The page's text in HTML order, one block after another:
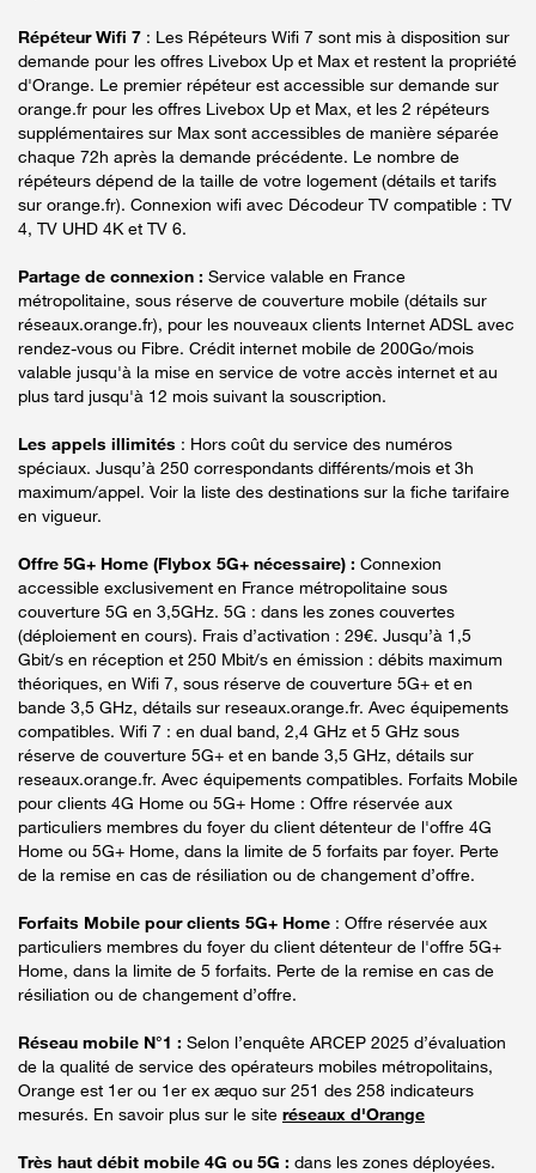
Répéteur Wifi 7 : Les Répéteurs Wifi 7 sont mis à disposition sur
demande pour les offres Livebox Up et Max et restent la propriété
d'Orange. Le premier répéteur est accessible sur demande sur
orange.fr pour les offres Livebox Up et Max, et les 2 répéteurs
supplémentaires sur Max sont accessibles de manière séparée
chaque 72h après la demande précédente. Le nombre de
répéteurs dépend de la taille de votre logement (détails et tarifs
sur orange.fr). Connexion wifi avec Décodeur TV compatible : TV
4, TV UHD 4K et TV 6.
Partage de connexion : Service valable en France
métropolitaine, sous réserve de couverture mobile (détails sur
réseaux.orange.fr), pour les nouveaux clients Internet ADSL avec
rendez-vous ou Fibre. Crédit internet mobile de 200Go/mois
valable jusqu'à la mise en service de votre accès internet et au
plus tard jusqu'à 12 mois suivant la souscription.
Les appels illimités : Hors coût du service des numéros
spéciaux. Jusqu’à 250 correspondants différents/mois et 3h
maximum/appel. Voir la liste des destinations sur la fiche tarifaire
en vigueur.
Offre 5G+ Home (Flybox 5G+ nécessaire) : Connexion
accessible exclusivement en France métropolitaine sous
couverture 5G en 3,5GHz. 5G : dans les zones couvertes
(déploiement en cours). Frais d’activation : 29€. Jusqu’à 1,5
Gbit/s en réception et 250 Mbit/s en émission : débits maximum
théoriques, en Wifi 7, sous réserve de couverture 5G+ et en
bande 3,5 GHz, détails sur reseaux.orange.fr. Avec équipements
compatibles. Wifi 7 : en dual band, 2,4 GHz et 5 GHz sous
réserve de couverture 5G+ et en bande 3,5 GHz, détails sur
reseaux.orange.fr. Avec équipements compatibles. Forfaits Mobile
pour clients 4G Home ou 5G+ Home : Offre réservée aux
particuliers membres du foyer du client détenteur de l'offre 4G
Home ou 5G+ Home, dans la limite de 5 forfaits par foyer. Perte
de la remise en cas de résiliation ou de changement d’offre.
Forfaits Mobile pour clients 5G+ Home : Offre réservée aux
particuliers membres du foyer du client détenteur de l'offre 5G+
Home, dans la limite de 5 forfaits. Perte de la remise en cas de
résiliation ou de changement d’offre.
Réseau mobile N°1 : Selon l’enquête ARCEP 2025 d’évaluation
de la qualité de service des opérateurs mobiles métropolitains,
Orange est 1er ou 1er ex æquo sur 251 des 258 indicateurs
mesurés. En savoir plus sur le site réseaux d'Orange
Très haut débit mobile 4G ou 5G : dans les zones déployées.